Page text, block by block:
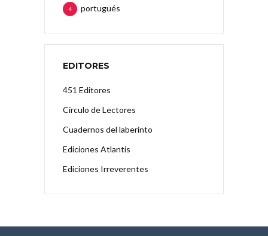
portugués
4
EDITORES
451 Editores
Círculo de Lectores
Cuadernos del laberinto
Ediciones Atlantis
Ediciones Irreverentes